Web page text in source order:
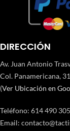
DIRECCIÓN
Av. Juan Antonio
Col. Panamericana,
(Ver Ubicación en
Teléfono: 614 490
Email: